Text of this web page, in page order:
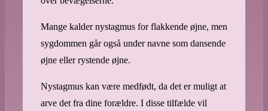
Mange kalder nystagmus for flakkende øjne, men
sygdommen går også under navne som dansende
øjne eller rystende øjne.
Nystagmus kan være medfødt, da det er muligt at
arve det fra dine forældre. I disse tilfælde vil